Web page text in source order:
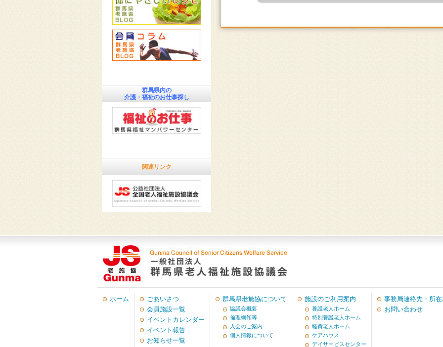
群馬県内の
介護・福祉のお仕事探し
関連リンク
ホーム
ごあいさつ
会員施設一覧
イベントカレンダー
イベント報告
お知らせ一覧
群馬県老施協について
協議会概要
倫理綱領等
入会のご案内
個人情報について
施設のご利用案内
養護老人ホーム
特別養護老人ホーム
軽費老人ホーム
ケアハウス
デイサービスセンター
事務局連絡先・所
お問い合わせ